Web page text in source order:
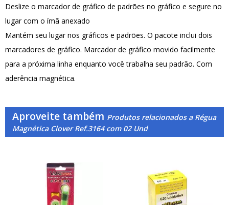
Deslize o marcador de gráfico de padrões no gráfico e segure no
lugar com o ímã anexado
Mantém seu lugar nos gráficos e padrões. O pacote inclui dois
marcadores de gráfico. Marcador de gráfico movido facilmente
para a próxima linha enquanto você trabalha seu padrão. Com
aderência magnética.
Aproveite também Produtos relacionados a Régua
Magnética Clover Ref.3164 com 02 Und